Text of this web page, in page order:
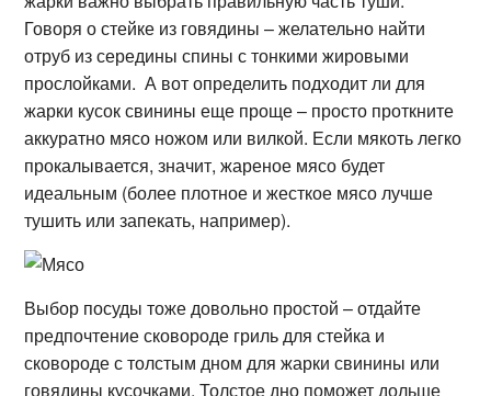
Говоря о стейке из говядины – желательно найти
отруб из середины спины с тонкими жировыми
прослойками. А вот определить подходит ли для
жарки кусок свинины еще проще – просто проткните
аккуратно мясо ножом или вилкой. Если мякоть легко
прокалывается, значит, жареное мясо будет
идеальным (более плотное и жесткое мясо лучше
тушить или запекать, например).
Выбор посуды тоже довольно простой – отдайте
предпочтение сковороде гриль для стейка и
сковороде с толстым дном для жарки свинины или
говядины кусочками. Толстое дно поможет дольше